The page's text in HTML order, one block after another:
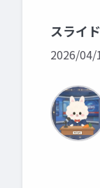
スライ
2026/04/